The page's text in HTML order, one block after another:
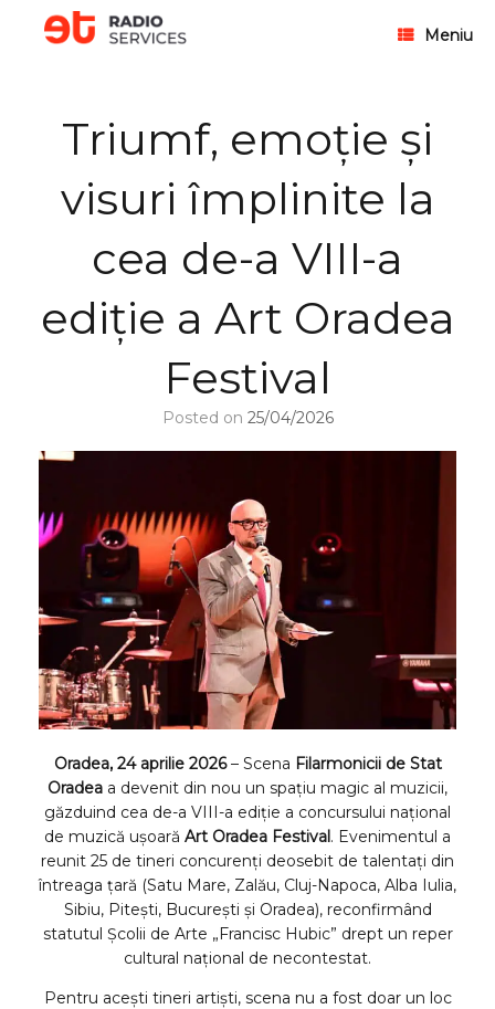
Meniu
Triumf, emoție și
visuri împlinite la
cea de-a VIII-a
ediție a Art Oradea
Festival
Posted on 25/04/2026
Oradea, 24 aprilie 2026– Scena Filarmonicii de Stat
Oradea a devenit din nou un spațiu magic al muzicii,
găzduind cea de-a VIII-a ediție a concursului național
de muzică ușoară Art Oradea Festival. Evenimentul a
reunit 25 de tineri concurenți deosebit de talentați din
întreaga țară (Satu Mare, Zalău, Cluj-Napoca, Alba Iulia,
Sibiu, Pitești, București și Oradea), reconfirmând
statutul Școlii de Arte „Francisc Hubic” drept un reper
cultural național de necontestat.
Pentru acești tineri artiști, scena nu a fost doar un loc